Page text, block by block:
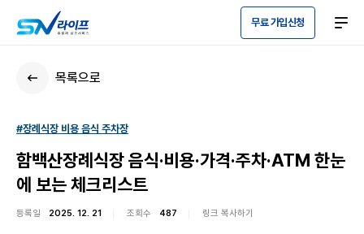
무료 가입신청
목록으로
#장례식장 비용 음식 주차장
함백산장례식장 음식·비용·가격·주차·ATM 한눈
에 보는 체크리스트
등록일 2025. 12. 21 조회수 487 링크 복사하기